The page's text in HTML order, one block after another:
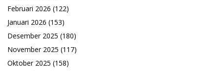
Februari 2026 (122)
Januari 2026 (153)
Desember 2025 (180)
November 2025 (117)
Oktober 2025 (158)